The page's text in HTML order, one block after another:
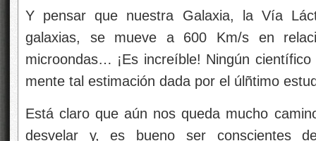
Y pensar que nuestra Galaxia, la Vía
galaxias, se mueve a 600 Km/s en
microondas… ¡Es increíble! Ningún
mente tal estimación dada por el úlñtimo
Está claro que aún nos queda mucho
desvelar y, es bueno ser conscientes